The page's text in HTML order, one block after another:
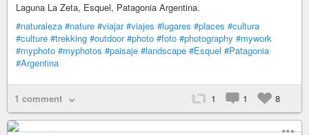
Laguna La Zeta, Esquel, Patagonia Argentina.
#naturaleza #nature #viajar #viajes #lugares #places #cultura
#culture #trekking #outdoor #photo #foto #photography #mywork
#myphoto #myphotos #paisaje #landscape #Esquel #Patagonia
#Argentina
1 comment 1 1 8